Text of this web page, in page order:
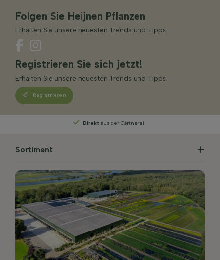
Folgen Sie Heijnen Pflanzen
Erhalten Sie unsere neuesten Trends und Tipps.
Registrieren Sie sich jetzt!
Erhalten Sie unsere neuesten Trends und Tipps.
Registrieren
Persönliche Beratungvon unseren Experten
Sortiment